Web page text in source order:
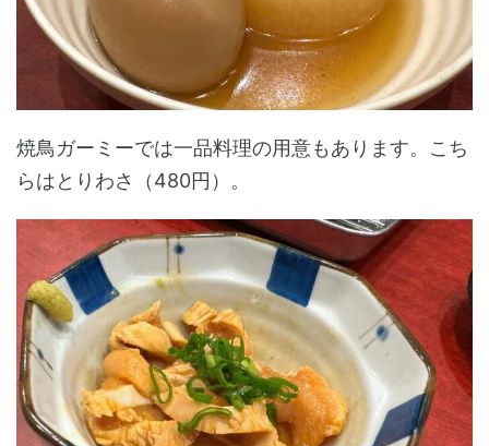
焼鳥ガーミーでは一品料理の用意もあります。こち
らはとりわさ（480円）。